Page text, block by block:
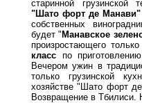
старинной грузинской
"Шато форт де Манави"
собственных
будет " Манавское
произростающего
класс по
Вечером ужин в
только грузинской
хозяйстве "Шато форт
Возвращение в Тбилиси.